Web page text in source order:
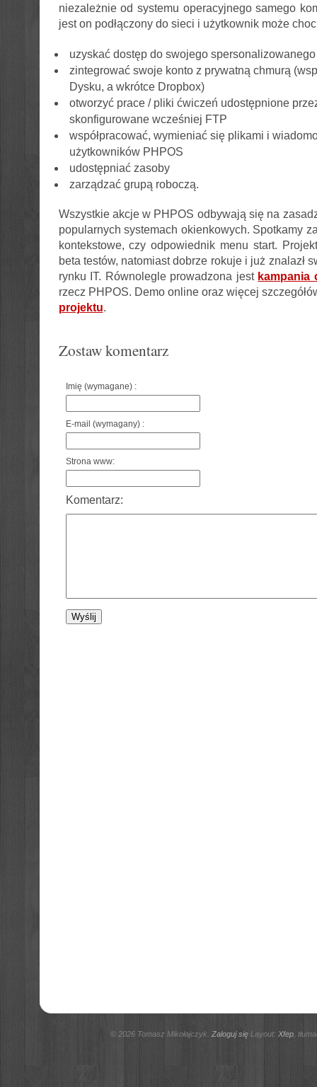
niezależnie od systemu operacyjnego samego
jest on podłączony do sieci i użytkownik może
uzyskać dostęp do swojego
zintegrować swoje konto z prywatną chmurą
Dysku, a wkrótce Dropbox)
otworzyć prace / pliki ćwiczeń udostępnione
skonfigurowane wcześniej FTP
współpracować, wymieniać się plikami i
użytkowników PHPOS
udostępniać zasoby
zarządzać grupą roboczą.
Wszystkie akcje w PHPOS odbywają się na
popularnych systemach okienkowych. Spotkamy
kontekstowe, czy odpowiednik menu start.
beta testów, natomiast dobrze rokuje i już znalazł
rynku IT. Równolegle prowadzona jest kampania
rzecz PHPOS. Demo online oraz więcej
projektu.
Zostaw komentarz
Imię (wymagane) :
E-mail (wymagany) :
Strona www:
Komentarz:
© 2026 Tomasz Mikołajczyk. Zaloguj sięLayout: Xfep,